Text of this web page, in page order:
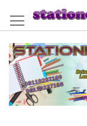
to
Content